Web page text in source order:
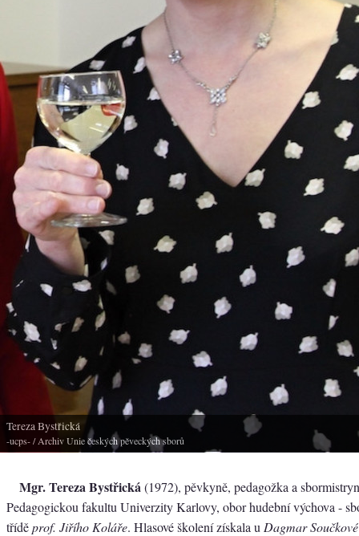
Tereza Bystřická
-ucps-/ Archiv Unie českých pěveckých sborů
Mgr. Tereza Bystřická (1972), pěvkyně, pedagožka a
Pedagogickou fakultu Univerzity Karlovy, obor hudební výchova -
tříděprof. Jiřího Koláře. Hlasové školení získala u Dagmar Součkové